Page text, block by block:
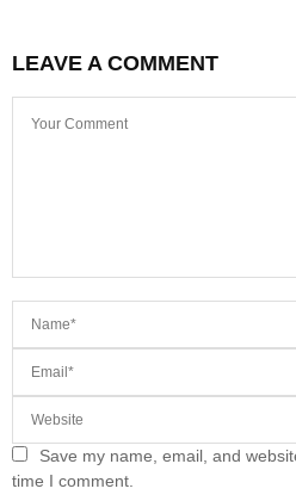
LEAVE A COMMENT
Save my name, email, and
time I comment.